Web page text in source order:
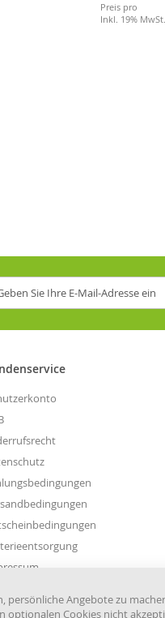
Preis pro
Inkl. 19% MwSt.
Widerruf einreichen
persönliche Angebote zu
optionalen Cookies nicht